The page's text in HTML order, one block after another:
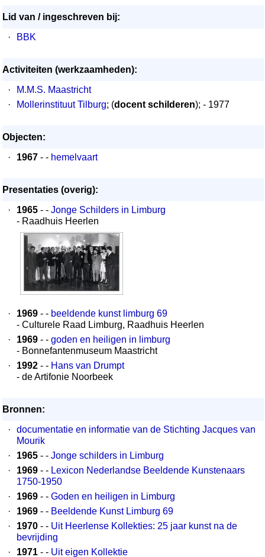
Lid van / ingeschreven bij:
·
BBK
Activiteiten (werkzaamheden):
·
M.M.S. Maastricht
·
Mollerinstituut Tilburg; (docent schilderen); - 1977
Objecten:
·
1967 - - hemelvaart
Presentaties (overig):
·
1965 - - Jonge Schilders in Limburg
- Raadhuis Heerlen
· 1969 - - beeldende kunst limburg 69
- Culturele Raad Limburg, Raadhuis Heerlen
·
1969 - - goden en heiligen in limburg
- Bonnefantenmuseum Maastricht
·
1992 - - Hans van Drumpt
- de Artifonie Noorbeek
Bronnen:
·
documentatie en informatie van de Stichting Jacques van
Mourik
·
1965 - - Jonge schilders in Limburg
·
1969 - - Lexicon Nederlandse Beeldende Kunstenaars
1750-1950
·
1969 - - Goden en heiligen in Limburg
·
1969 - - Beeldende Kunst Limburg 69
·
1970 - - Uit Heerlense Kollekties: 25 jaar kunst na de
bevrijding
·
1971 - - Uit eigen Kollektie